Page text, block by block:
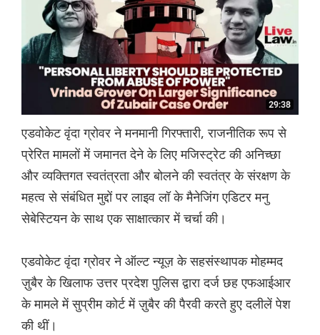
एडवोकेट वृंदा ग्रोवर ने मनमानी गिरफ्तारी, राजनीतिक रूप से
प्रेरित मामलों में जमानत देने के लिए मजिस्ट्रेट की अनिच्छा
और व्यक्तिगत स्वतंत्रता और बोलने की स्वतंत्र के संरक्षण के
महत्व से संबंधित मुद्दों पर लाइव लॉ के मैनेजिंग एडिटर मनु
सेबेस्टियन के साथ एक साक्षात्कार में चर्चा की।
एडवोकेट वृंदा ग्रोवर ने ऑल्ट न्यूज़ के सहसंस्थापक मोहम्मद
ज़ुबैर के खिलाफ उत्तर प्रदेश पुलिस द्वारा दर्ज छह एफआईआर
के मामले में सुप्रीम कोर्ट में ज़ुबैर की पैरवी करते हुए दलीलें पेश
की थीं।